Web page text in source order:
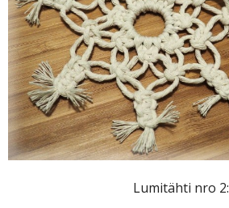
Lumitähti nro 2: